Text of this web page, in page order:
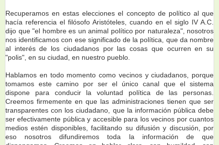
Recuperamos en estas elecciones el concepto de político al que
hacía referencia el filósofo Aristóteles, cuando en el siglo IV A.C.
dijo que "el hombre es un animal político por naturaleza", nosotros
nos identificamos con ese significado de la política, que da nombre
al interés de los ciudadanos por las cosas que ocurren en su
"polis", en su ciudad, en nuestro pueblo.
Hablamos en todo momento como vecinos y ciudadanos, porque
tomamos este camino por ser el único canal que el sistema
dispone para conducir la voluntad política de las personas.
Creemos firmemente en que las administraciones tienen que ser
transparentes con los ciudadano, que la información pública debe
ser efectivamente pública y accesible para los vecinos por cuantos
medios estén disponibles, facilitando su difusión y discusión, por
eso nosotros difundiremos toda la información de que